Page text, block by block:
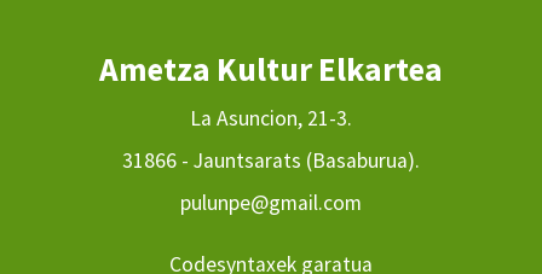
Ametza Kultur Elkartea
La Asuncion, 21-3.
31866 - Jauntsarats (Basaburua).
pulunpe@gmail.com
Codesyntaxek garatua